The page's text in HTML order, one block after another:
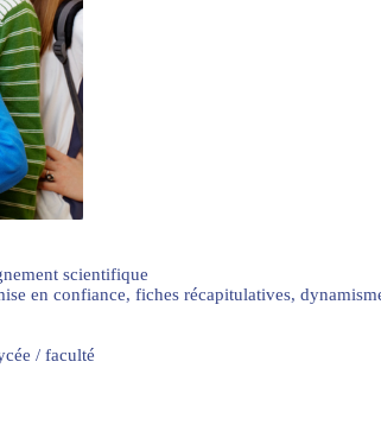
scientifique
en confiance, fiches récapitulatives,
/ faculté